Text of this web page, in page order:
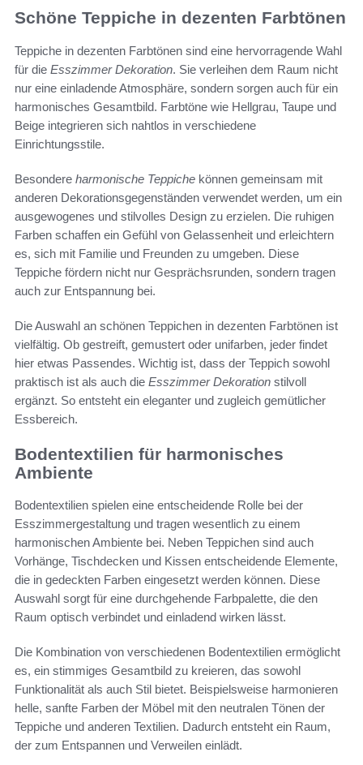
Schöne Teppiche in dezenten Farbtönen
Teppiche in dezenten Farbtönen sind eine hervorragende Wahl
für die Esszimmer Dekoration. Sie verleihen dem Raum nicht
nur eine einladende Atmosphäre, sondern sorgen auch für ein
harmonisches Gesamtbild. Farbtöne wie Hellgrau, Taupe und
Beige integrieren sich nahtlos in verschiedene
Einrichtungsstile.
Besondere harmonische Teppiche können gemeinsam mit
anderen Dekorationsgegenständen verwendet werden, um ein
ausgewogenes und stilvolles Design zu erzielen. Die ruhigen
Farben schaffen ein Gefühl von Gelassenheit und erleichtern
es, sich mit Familie und Freunden zu umgeben. Diese
Teppiche fördern nicht nur Gesprächsrunden, sondern tragen
auch zur Entspannung bei.
Die Auswahl an schönen Teppichen in dezenten Farbtönen ist
vielfältig. Ob gestreift, gemustert oder unifarben, jeder findet
hier etwas Passendes. Wichtig ist, dass der Teppich sowohl
praktisch ist als auch die Esszimmer Dekoration stilvoll
ergänzt. So entsteht ein eleganter und zugleich gemütlicher
Essbereich.
Bodentextilien für harmonisches
Ambiente
Bodentextilien spielen eine entscheidende Rolle bei der
Esszimmergestaltung und tragen wesentlich zu einem
harmonischen Ambiente bei. Neben Teppichen sind auch
Vorhänge, Tischdecken und Kissen entscheidende Elemente,
die in gedeckten Farben eingesetzt werden können. Diese
Auswahl sorgt für eine durchgehende Farbpalette, die den
Raum optisch verbindet und einladend wirken lässt.
Die Kombination von verschiedenen Bodentextilien ermöglicht
es, ein stimmiges Gesamtbild zu kreieren, das sowohl
Funktionalität als auch Stil bietet. Beispielsweise harmonieren
helle, sanfte Farben der Möbel mit den neutralen Tönen der
Teppiche und anderen Textilien. Dadurch entsteht ein Raum,
der zum Entspannen und Verweilen einlädt.